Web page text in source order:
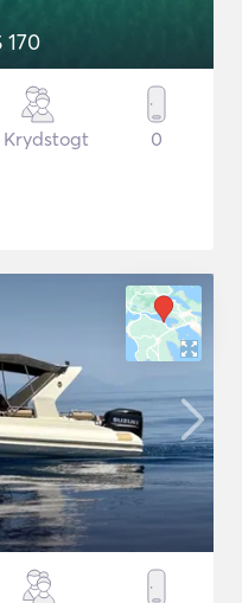
170
Krydstogt 0